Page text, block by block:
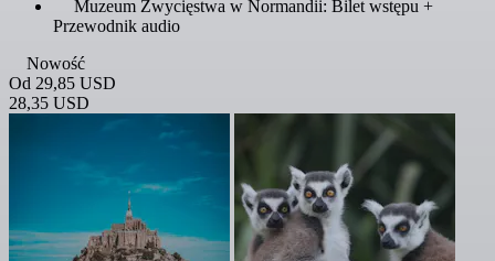
Muzeum Zwycięstwa w Normandii: Bilet wstępu +
Przewodnik audio
Nowość
Od 29,85 USD
28,35 USD